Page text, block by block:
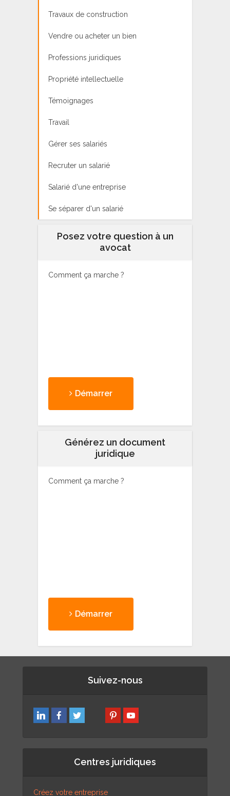
Travaux de construction
Vendre ou acheter un bien
Professions juridiques
Propriété intellectuelle
Témoignages
Travail
Gérer ses salariés
Recruter un salarié
Salarié d'une entreprise
Se séparer d'un salarié
Posez votre question à un
avocat
Comment ça marche ?
Démarrer
Générez un document
juridique
Comment ça marche ?
Démarrer
Suivez-nous
Centres juridiques
Créez votre entreprise